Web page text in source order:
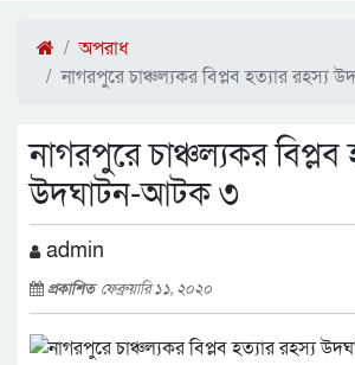
অপরাধ
নাগরপুরে চাঞ্চল্যকর বিপ্লব হত্যার রহস্য
নাগরপুরে চাঞ্চল্যকর বিপ্লব
উদঘাটন-আটক ৩
admin
প্রকাশিত ফেব্রুয়ারি ১১, ২০২০